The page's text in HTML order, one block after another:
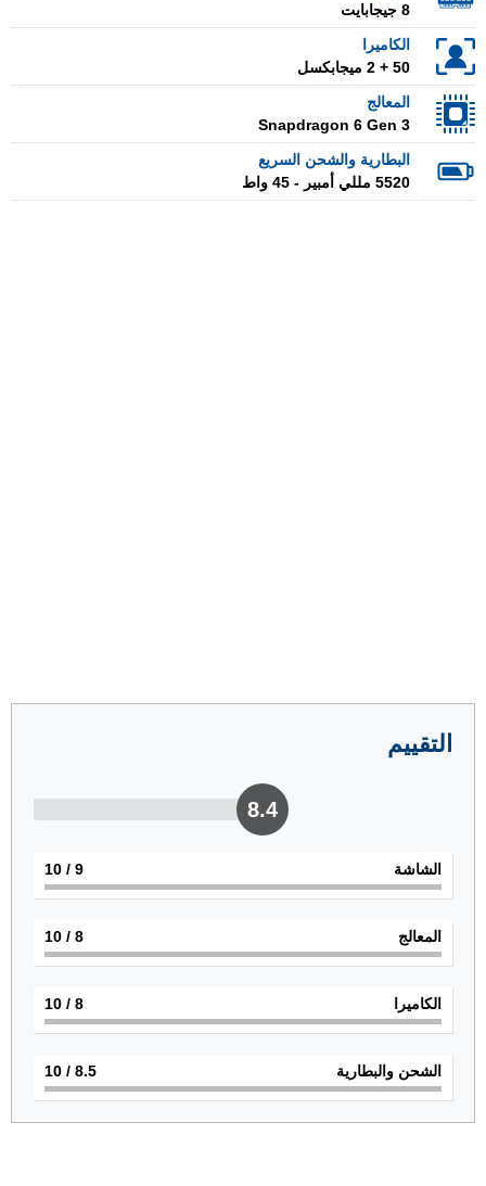
8 جيجابايت
الكاميرا
50 + 2 ميجابكسل
المعالج
Snapdragon 6 Gen 3
البطارية والشحن السريع
5520 مللي أمبير - 45 واط
التقييم
8.4
الشاشة 9
/ 10
المعالج 8
/ 10
الكاميرا 8
/ 10
الشحن والبطارية 8.5
/ 10